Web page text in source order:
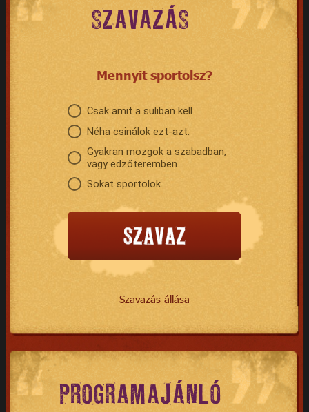
SZAVAZÁS
Mennyit sportolsz?
Csak amit a suliban kell.
Néha csinálok ezt-azt.
Gyakran mozgok a szabadban,
vagy edzőteremben.
Sokat sportolok.
Szavazás állása
PROGRAMAJÁNLÓ